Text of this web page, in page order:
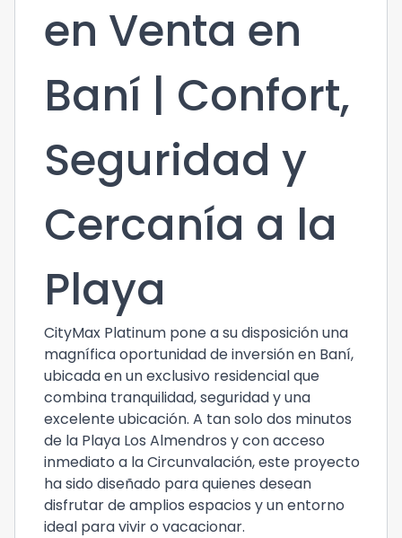
en Venta en
Baní | Confort,
Seguridad y
Cercanía a la
Playa
CityMax Platinum pone a su disposición una
magnífica oportunidad de inversión en Baní,
ubicada en un exclusivo residencial que
combina tranquilidad, seguridad y una
excelente ubicación. A tan solo dos minutos
de la Playa Los Almendros y con acceso
inmediato a la Circunvalación, este proyecto
ha sido diseñado para quienes desean
disfrutar de amplios espacios y un entorno
ideal para vivir o vacacionar.